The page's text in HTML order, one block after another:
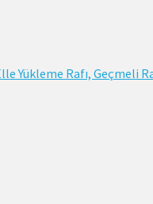
Yükleme Rafı, Geçmeli